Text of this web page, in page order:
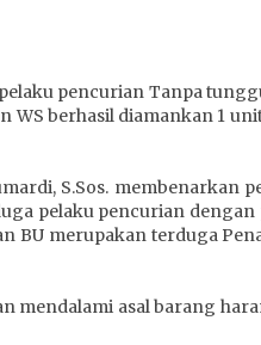
pencurian Tanpa
WS berhasil diamankan 1
S.Sos. membenarkan
pelaku pencurian
BU merupakan terduga
mendalami asal barang